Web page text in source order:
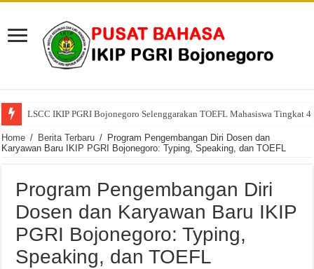
LSCC IKIP PGRI Bojonegoro Selenggarakan TOEFL Mahasiswa Tingkat 4
Home / Berita Terbaru / Program Pengembangan Diri Dosen dan
Karyawan Baru IKIP PGRI Bojonegoro: Typing, Speaking, dan TOEFL
Program Pengembangan Diri
Dosen dan Karyawan Baru IKIP
PGRI Bojonegoro: Typing,
Speaking, dan TOEFL